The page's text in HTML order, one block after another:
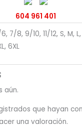
604 961 401
7/8, 9/10, 11/12, S, M, L,
6XL
aún.
que hayan
una valoración.